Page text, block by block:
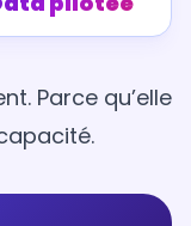
Parce qu’elle